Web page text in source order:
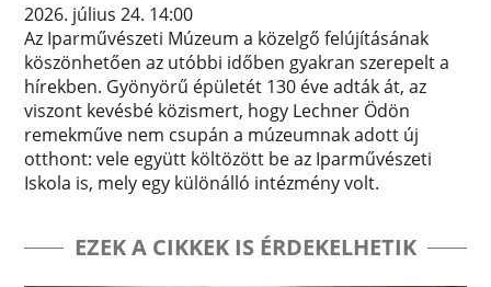
2026. július 24. 14:00
Az Iparművészeti Múzeum a közelgő felújításának
köszönhetően az utóbbi időben gyakran szerepelt a
hírekben. Gyönyörű épületét 130 éve adták át, az
viszont kevésbé közismert, hogy Lechner Ödön
remekműve nem csupán a múzeumnak adott új
otthont: vele együtt költözött be az Iparművészeti
Iskola is, mely egy különálló intézmény volt.
EZEK A CIKKEK IS ÉRDEKELHETIK